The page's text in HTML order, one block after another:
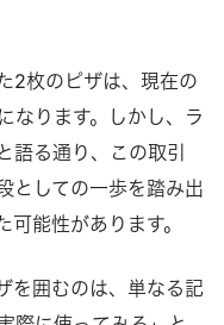
2枚のピザは、現在の
なります。しかし、ラ
語る通り、この取引
としての一歩を踏み出
能性があります。
を囲むのは、単なる記